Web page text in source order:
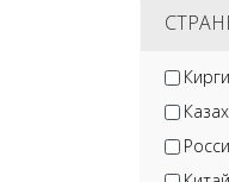
Jano